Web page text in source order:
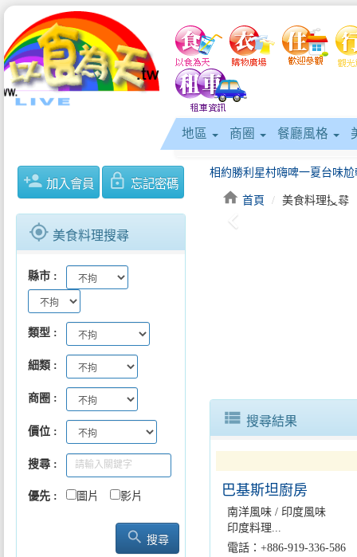
地區 商圈 餐廳風格
person_add 加入會員 lock_outline 忘記密碼
gps_fixed 美食料理搜尋
縣市
類型
細類
商圈
價位
搜尋
優先 圖片 影片
search 搜尋
臺北攜手Agoda四大面向合作
home 首頁 美食料理搜尋
keyboard_arrow_left
view_list 搜尋結果
巴基斯坦廚房
南洋風味 / 印度風味
印度料理...
電話：+886-919-336-